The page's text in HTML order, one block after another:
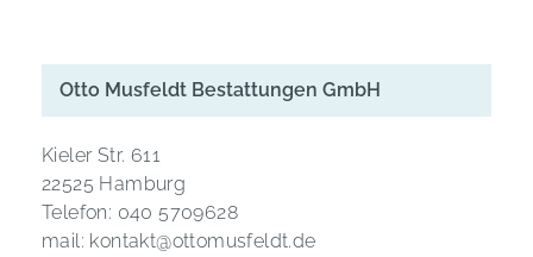
Otto Musfeldt Bestattungen GmbH
Kieler Str. 611
22525 Hamburg
Telefon: 040 5709628
mail: kontakt@ottomusfeldt.de